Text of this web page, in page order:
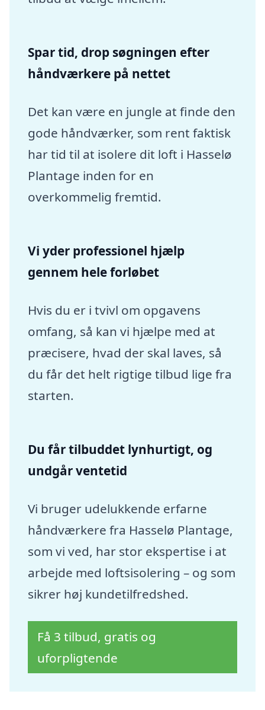
Spar tid, drop søgningen efter
håndværkere på nettet
Det kan være en jungle at finde den
gode håndværker, som rent faktisk
har tid til at isolere dit loft i Hasselø
Plantage inden for en
overkommelig fremtid.
Vi yder professionel hjælp
gennem hele forløbet
Hvis du er i tvivl om opgavens
omfang, så kan vi hjælpe med at
præcisere, hvad der skal laves, så
du får det helt rigtige tilbud lige fra
starten.
Du får tilbuddet lynhurtigt, og
undgår ventetid
Vi bruger udelukkende erfarne
håndværkere fra Hasselø Plantage,
som vi ved, har stor ekspertise i at
arbejde med loftsisolering – og som
sikrer høj kundetilfredshed.
Få 3 tilbud, gratis og
uforpligtende